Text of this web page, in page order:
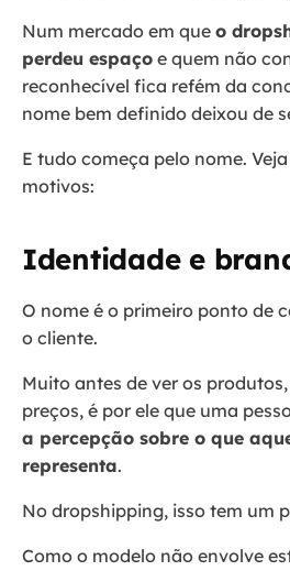
Num mercado em que o
perdeu espaço e quem não
reconhecível fica refém da
nome bem definido deixou de
E tudo começa pelo nome.
motivos:
Identidade e
O nome é o primeiro ponto de
o cliente.
Muito antes de ver os
preços, é por ele que uma
a percepção sobre o que
representa.
No dropshipping, isso tem um
Como o modelo não envolve